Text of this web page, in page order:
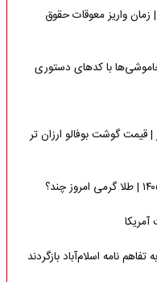
زمان واریز معوقات حقوق
با کدهای دستوری
گوشت بوفالو ارزان تر
نامه اسلام‌آباد بازگردند